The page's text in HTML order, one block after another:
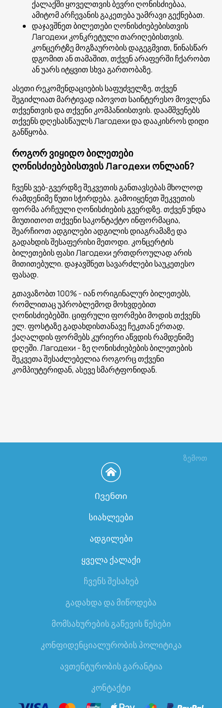
ქალაქში ყოველთვის ბევრი ღონისძიებაა,
ამიტომ არჩევანის გაკეთება უამრავი გექნებათ.
დაჯავშნეთ ბილეთები ღონისძიებებისთვის
Лагодехи კონკრეტული თარიღებისთვის.
კონცერტზე მოგზაურობის დაგეგმვით, წინასწარ
დგომით ან თამაშით, თქვენ არაფერში ჩქარობთ
ან უარს იტყვით სხვა გართობაზე.
ასეთი რეკომენდაციების საფუძველზე, თქვენ
შეგიძლიათ მარტივად იპოვოთ საინტერესო მოვლენა
თქვენთვის და თქვენი კომპანიისთვის. დაამშვენებს
თქვენს დღესასწაულს Лагодехи და დააკისროს დიდი
განწყობა.
როგორ ვიყიდო ბილეთები
ღონისძიებებისთვის Лагодехи ონლაინ?
ჩვენს ვებ-გვერდზე შეკვეთის განთავსებას მხოლოდ
რამდენიმე წუთი სჭირდება. გამოიყენეთ შეკვეთის
ფორმა არჩეული ღონისძიების გვერდზე. თქვენ უნდა
მიუთითოთ თქვენი საკონტაქტო ინფორმაცია,
შეარჩიოთ ადგილები ადგილის დიაგრამაზე და
გადახდის შესაფერისი მეთოდი. კონცერტის
ბილეთების ფასი Лагодехи ერთდროულად არის
მითითებული. დაჯავშნეთ სავარძლები საუკეთესო
ფასად.
გთავაზობთ 100% - იან ორიგინალურ ბილეთებს,
რომლითაც უპრობლემოდ მოხვდებით
ღონისძიებებში. ციფრული ფორმები მოდის თქვენს
ელ. ფოსტაზე გადახდისთანავე ჩეკთან ერთად,
ქაღალდის ფორმებს კურიერი აწვდის რამდენიმე
დღეში. Лагодехи - ზე ღონისძიებების ბილეთების
შეკვეთა შესაძლებელია როგორც თქვენი
კომპიუტერიდან, ასევე სმარტფონიდან.
ზემოთ
Ივენთი
სიახლეები
ადგილები
ყველა ქალაქი
ჩვენს შესახებ
გადახდა და მიწოდება
მომსახურების გაწევის წესები
კონფიდენციალურობის პოლიტიკა
ავთენტურობის გარანტია
კონტაქტი